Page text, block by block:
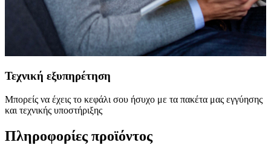
Τεχνική εξυπηρέτηση
Μπορείς να έχεις το κεφάλι σου ήσυχο με τα πακέτα μας εγγύησης
και τεχνικής υποστήριξης
Πληροφορίες προϊόντος